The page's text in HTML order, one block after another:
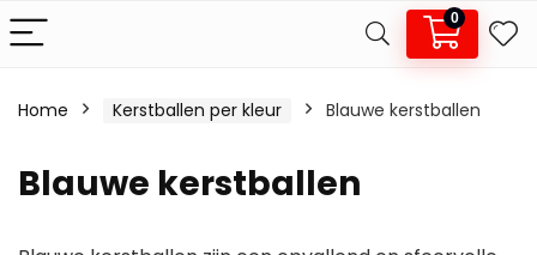
0
Home Kerstballen per kleur Blauwe kerstballen
Blauwe kerstballen